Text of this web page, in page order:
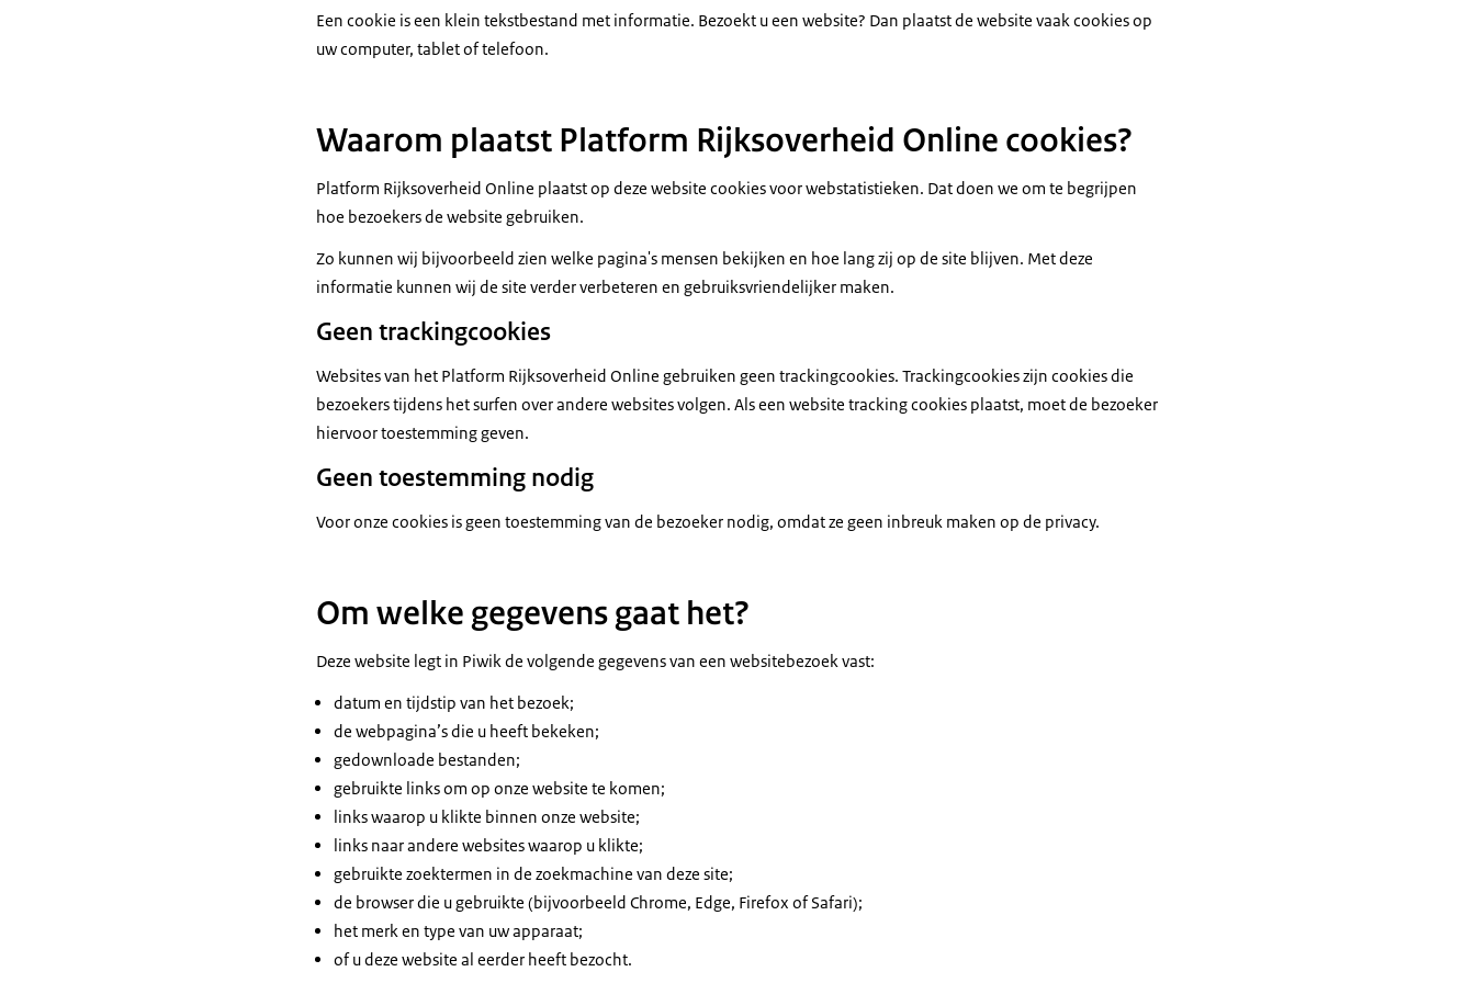
Een cookie is een klein tekstbestand met informatie. Bezoekt u een website? Dan plaatst de website vaak cookies op
uw computer, tablet of telefoon.
Waarom plaatst Platform Rijksoverheid Online cookies?
Platform Rijksoverheid Online plaatst op deze website cookies voor webstatistieken. Dat doen we om te begrijpen
hoe bezoekers de website gebruiken.
Zo kunnen wij bijvoorbeeld zien welke pagina's mensen bekijken en hoe lang zij op de site blijven. Met deze
informatie kunnen wij de site verder verbeteren en gebruiksvriendelijker maken.
Geen trackingcookies
Websites van het Platform Rijksoverheid Online gebruiken geen trackingcookies. Trackingcookies zijn cookies die
bezoekers tijdens het surfen over andere websites volgen. Als een website tracking cookies plaatst, moet de bezoeker
hiervoor toestemming geven.
Geen toestemming nodig
Voor onze cookies is geen toestemming van de bezoeker nodig, omdat ze geen inbreuk maken op de privacy.
Om welke gegevens gaat het?
Deze website legt in Piwik de volgende gegevens van een websitebezoek vast:
datum en tijdstip van het bezoek;
de webpagina’s die u heeft bekeken;
gedownloade bestanden;
gebruikte links om op onze website te komen;
links waarop u klikte binnen onze website;
links naar andere websites waarop u klikte;
gebruikte zoektermen in de zoekmachine van deze site;
de browser die u gebruikte (bijvoorbeeld Chrome, Edge, Firefox of Safari);
het merk en type van uw apparaat;
of u deze website al eerder heeft bezocht.